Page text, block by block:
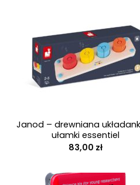
Janod – drewniana
ułamki essentiel
83,00 zł